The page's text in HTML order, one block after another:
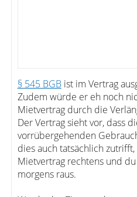
§ 545 BGBist im Vertrag
Zudem würde er eh noch
Mietvertrag durch die
Der Vertrag sieht vor, dass
vorrübergehenden
dies auch tatsächlich
Mietvertrag rechtens und
morgens raus.